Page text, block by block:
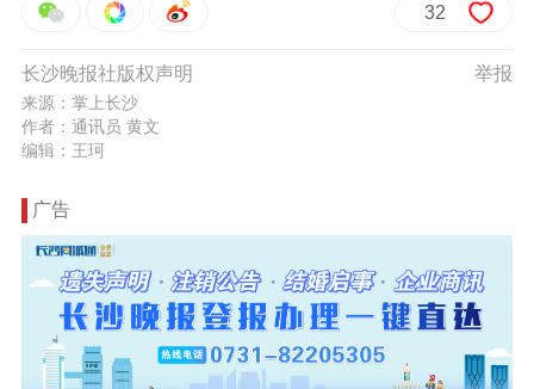
32
举报
长沙晚报社版权声明
来源：掌上长沙
作者：通讯员 黄文
编辑：王珂
广告